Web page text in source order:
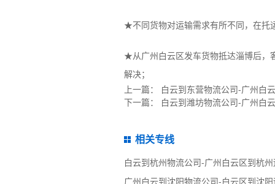
★不同货物对运输需求有所不同，在托
★从广州白云区发车货物抵达淄博后，
解决；
上一篇：
白云到东营物流公司-广州白
下一篇：
白云到潍坊物流公司-广州白
相关专线
白云到杭州物流公司-广州白云区到杭
广州白云到沈阳物流公司-白云区到沈